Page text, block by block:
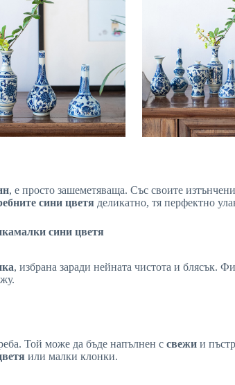
, е просто зашеметяваща. Със своите
сини цветя деликатно, тя перфектно
малки сини цветя
, избрана заради нейната чистота и блясък.
Той може да бъде напълнен с свежи и
или малки клонки.